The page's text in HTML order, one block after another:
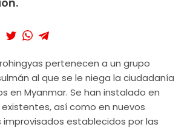
pertenecen a un grupo
al que se le niega la ciudadanía
en Myanmar. Se han instalado en
así como en nuevos
​​establecidos por las